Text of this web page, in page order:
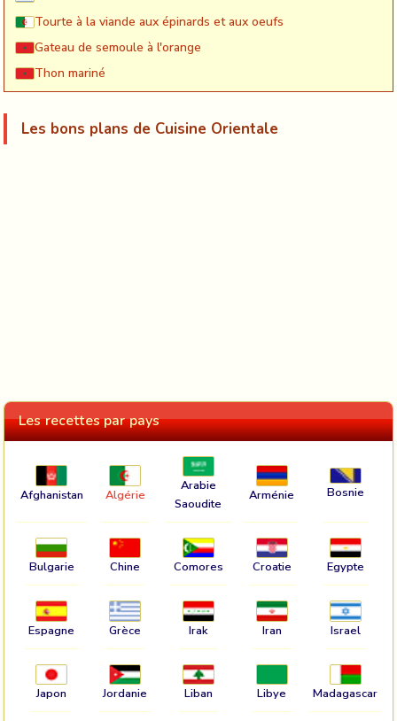
Tourte à la viande aux épinards et aux oeufs
Gateau de semoule à l'orange
Thon mariné
Les bons plans de Cuisine Orientale
Les recettes par pays
Afghanistan Algérie
Arabie
Saoudite
Arménie Bosnie
Bulgarie Chine Comores Croatie Egypte
Espagne Grèce Irak Iran Israel
Japon Jordanie Liban Libye Madagascar